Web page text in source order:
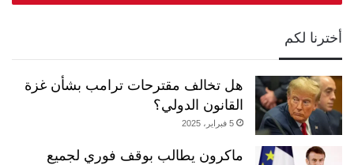
أخترنا لكم
هل تخالف مقترحات ترامب بشأن غزة
القانون الدولي؟
5 فبراير، 2025
ماكرون يطالب بوقف فوري لجميع